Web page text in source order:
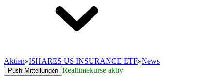
Aktien»ISHARES US INSURANCE ETF»News
Push Mitteilungen Realtimekurse aktiv